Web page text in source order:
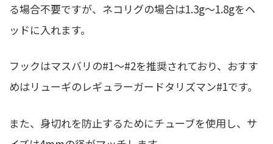
る場合不要ですが、ネコリグの場合は1.3g〜1.8gをヘ
ッドに入れます。
フックはマスバリの#1〜#2を推奨されており、おすす
めはリューギのレギュラーガードタリズマン#1です。
また、身切れを防止するためにチューブを使用し、サ